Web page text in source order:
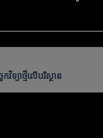
ទ្យាថ្មីលើបរិស្ថាន